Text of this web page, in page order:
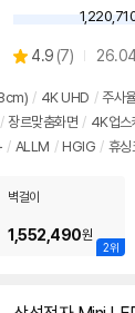
할
가
별
점
4.9 (상
리
뷰
7)
/ 4K UHD / 주사
/ 장르맞춤화면 / 4K업스
/ ALLM / HGIG / 휴싱
2위
벽걸이
1,552,490원